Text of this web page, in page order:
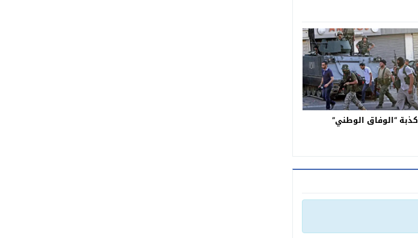
كذبة “الوفاق الوطني”